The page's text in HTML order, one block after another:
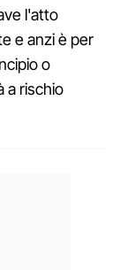
l'atto
e anzi è per
o
a rischio